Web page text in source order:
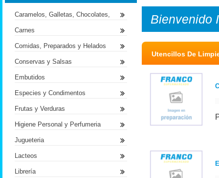
Bienvenido
Utencillos De
Caramelos, Galletas, Chocolates,
Carnes
Comidas, Preparados y Helados
Conservas y Salsas
Embutidos
Especies y Condimentos
Frutas y Verduras
Higiene Personal y Perfumeria
Jugueteria
Lacteos
Librería